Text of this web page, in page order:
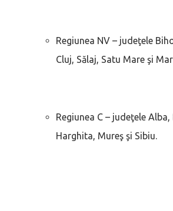
Regiunea NV – judeţele
Cluj, Sălaj, Satu Mare şi
Regiunea C – judeţele
Harghita, Mureş şi Sibiu.